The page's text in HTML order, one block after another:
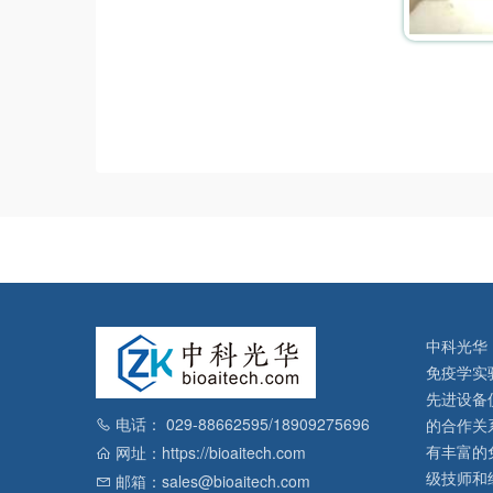
电话： 029-88662595/18909275696
网址：https://bioaitech.com
邮箱：sales@bioaitech.com
中科光华
免疫学实
先进设
的合作
有丰富的
级技师和